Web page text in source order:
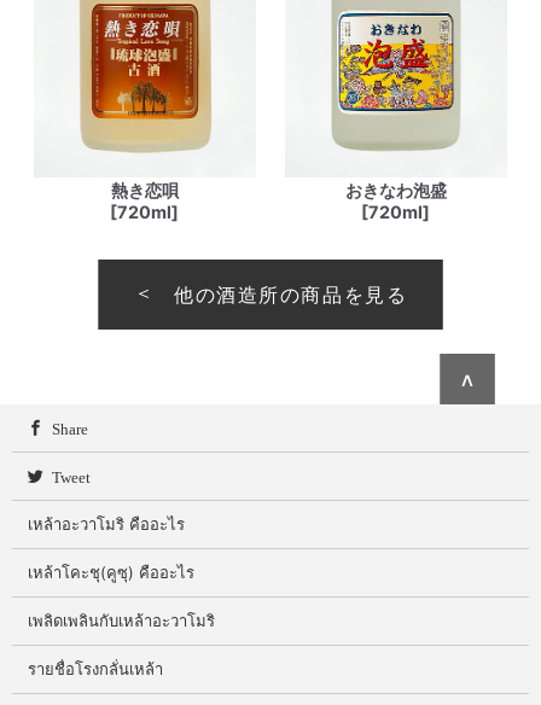
熱き恋唄
[720ml]
おきなわ泡盛
[720ml]
他の酒造所の商品を見る
∧
Share
Tweet
เหล้าอะวาโมริ คืออะไร
เหล้าโคะชุ(คูซุ) คืออะไร
เพลิดเพลินกับเหล้าอะวาโมริ
รายชื่อโรงกลั่นเหล้า